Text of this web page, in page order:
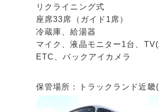
リクライニング式
座席33席（ガイド1席）
冷蔵庫、給湯器
マイク、液晶モニター1台、
ETC、バックアイカメラ
保管場所：トラックランド近畿